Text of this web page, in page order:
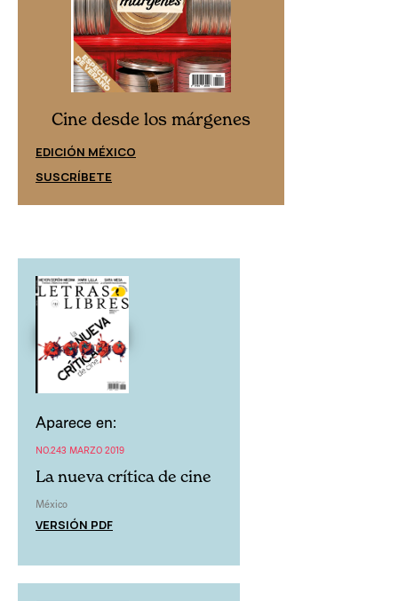
Cine desde los márgenes
EDICIÓN MÉXICO
SUSCRÍBETE
Aparece en:
NO.243 MARZO 2019
La nueva crítica de cine
México
VERSIÓN PDF